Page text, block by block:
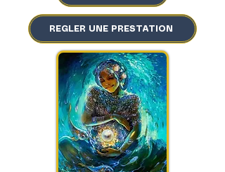
REGLER UNE PRESTATION